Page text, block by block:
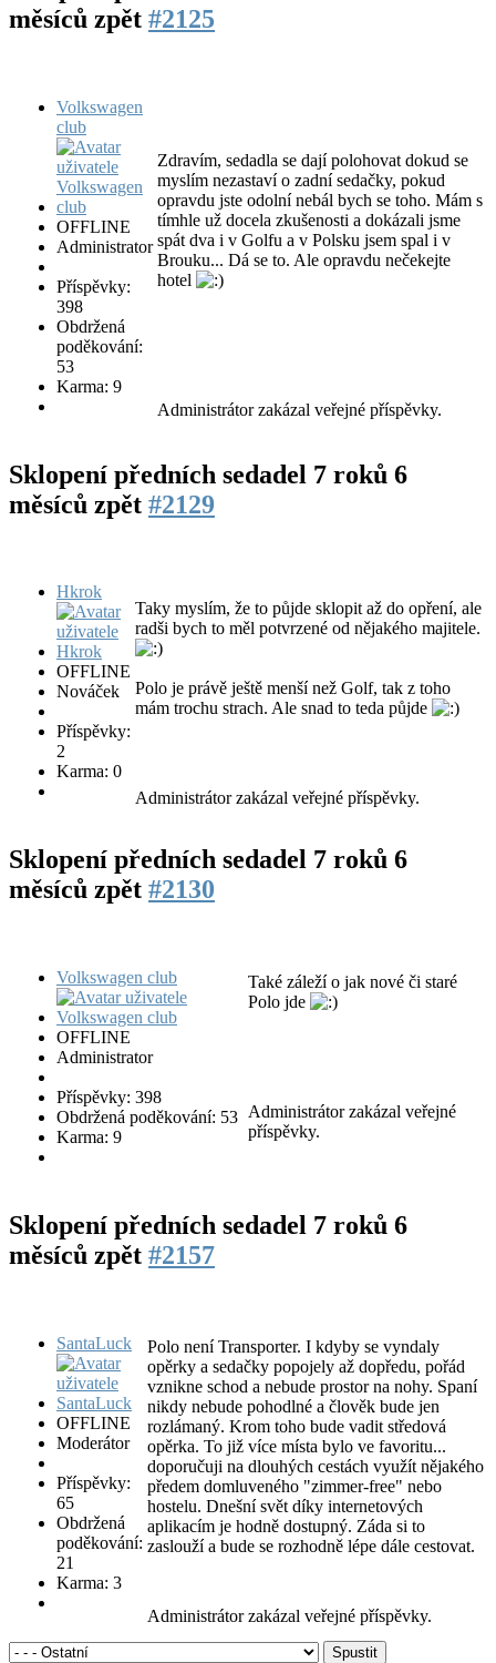
měsíců zpět #2125
Volkswagen
club
OFFLINE
Administrator
Příspěvky:
398
Obdržená
poděkování:
53
Karma: 9
Zdravím, sedadla se dají polohovat dokud se
myslím nezastaví o zadní sedačky, pokud
opravdu jste odolní nebál bych se toho. Mám s
tímhle už docela zkušenosti a dokázali jsme
spát dva i v Golfu a v Polsku jsem spal i v
Brouku... Dá se to. Ale opravdu nečekejte
hotel
Administrátor zakázal veřejné příspěvky.
Sklopení předních sedadel 7 roků 6
měsíců zpět #2129
Hkrok
OFFLINE
Nováček
Příspěvky:
2
Karma: 0
Taky myslím, že to půjde sklopit až do opření, ale
radši bych to měl potvrzené od nějakého majitele.
Polo je právě ještě menší než Golf, tak z toho
mám trochu strach. Ale snad to teda půjde
Administrátor zakázal veřejné příspěvky.
Sklopení předních sedadel 7 roků 6
měsíců zpět #2130
Volkswagen club
OFFLINE
Administrator
Příspěvky: 398
Obdržená poděkování: 53
Karma: 9
Také záleží o jak nové či staré
Polo jde
Administrátor zakázal veřejné
příspěvky.
Sklopení předních sedadel 7 roků 6
měsíců zpět #2157
SantaLuck
OFFLINE
Moderátor
Příspěvky:
65
Obdržená
poděkování:
21
Karma: 3
Polo není Transporter. I kdyby se vyndaly
opěrky a sedačky popojely až dopředu, pořád
vznikne schod a nebude prostor na nohy. Spaní
nikdy nebude pohodlné a člověk bude jen
rozlámaný. Krom toho bude vadit středová
opěrka. To již více místa bylo ve favoritu...
doporučuji na dlouhých cestách využít nějakého
předem domluveného "zimmer-free" nebo
hostelu. Dnešní svět díky internetových
aplikacím je hodně dostupný. Záda si to
zaslouží a bude se rozhodně lépe dále cestovat.
Administrátor zakázal veřejné příspěvky.